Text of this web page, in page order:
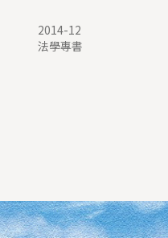
作權保護範圍、延長
以及刑事處罰。再者
除著作權法外，還有
完整修法建議：《學
全新的《著作權集體
2014-12
法學專書